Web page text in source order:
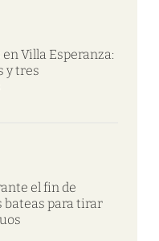
Villa Esperanza:
y tres
el fin de
bateas para tirar